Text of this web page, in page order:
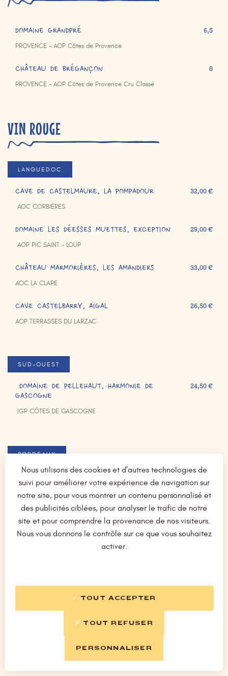
DOMAINE GRANDPRÉ
PROVENCE - AOP Côtes de Provence
6,5
CHÂTEAU DE BRÉGANÇON
PROVENCE - AOP Côtes de Provence Cru Classé
8
VIN ROUGE
LANGUEDOC
CAVE DE CASTELMAURE, LA POMPADOUR
AOC CORBIÈRES
32,00 €
DOMAINE LES DÉESSES MUETTES, EXCEPTION
AOP PIC SAINT - LOUP
29,00 €
CHÂTEAU MARMORIÈRES, LES AMANDIERS
AOC LA CLAPE
33,00 €
CAVE CASTELBARRY, AÏGAL
AOP TERRASSES DU LARZAC
26,50 €
SUD-OUEST
DOMAINE DE PELLEHAUT, HARMONIE DE
GASCOGNE
IGP CÔTES DE GASCOGNE
24,50 €
BORDEAUX
DOMAINE CROIX DE POMERUS
CHÂTEAU PÉDESCLAUX, FLEUR DE PÉDESCLAUX
AOC PAUILLAC, Second vin du château
CHÂTEAU TALBOT, CONNETABLE DE TALBOT
SAINT-ÉMILION, CLOS DES CONFIDENCES
Cru bourgeois exceptionnel
Nous utilisons des cookies et d’autres technologies de
suivi pour améliorer votre expérience de navigation sur
notre site, pour vous montrer un contenu personnalisé et
des publicités ciblées, pour analyser le trafic de notre
site et pour comprendre la provenance de nos visiteurs.
Nous vous donnons le contrôle sur ce que vous souhaitez
activer.
TOUT ACCEPTER
TOUT REFUSER
PERSONNALISER